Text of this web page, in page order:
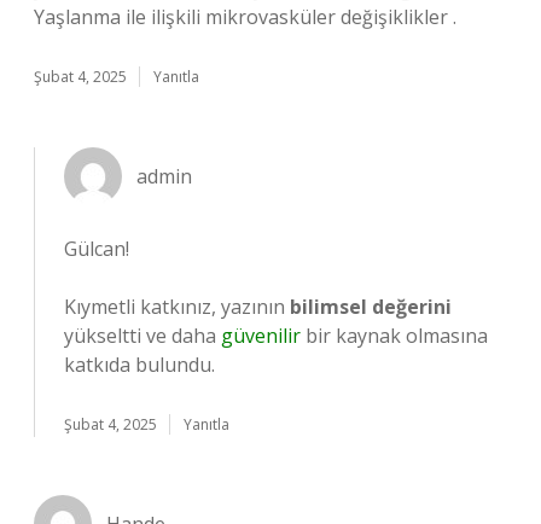
Yaşlanma ile ilişkili mikrovasküler değişiklikler .
Şubat 4, 2025 Yanıtla
admin
Gülcan!
Kıymetli katkınız, yazının bilimsel değerini
yükseltti ve daha güvenilir bir kaynak olmasına
katkıda bulundu.
Şubat 4, 2025 Yanıtla